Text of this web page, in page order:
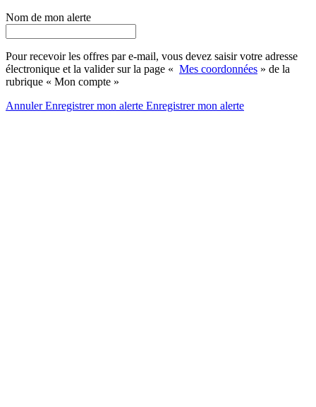
Nom de mon alerte
Pour recevoir les offres par e-mail, vous devez saisir votre adresse
électronique et la valider sur la page « Mes coordonnées » de la
rubrique « Mon compte »
AnnulerEnregistrer mon alerte Enregistrermon alerte